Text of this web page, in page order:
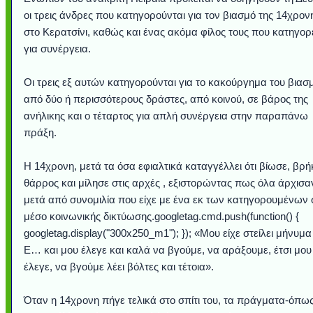
οι τρεις άνδρες που κατηγορούνται για τον βιασμό της
στο Κερατσίνι, καθώς και ένας ακόμα φίλος τους που
για συνέργεια.
Οι τρεις εξ αυτών κατηγορούνται για το κακούργημα του
από δύο ή περισσότερους δράστες, από κοινού, σε βάρος της
ανήλικης και ο τέταρτος για απλή συνέργεια στην παραπάνω
πράξη.
Η 14χρονη, μετά τα όσα εφιαλτικά καταγγέλλει ότι βίωσε,
θάρρος και μίλησε στις αρχές , εξιστορώντας πως όλα
μετά από συνομιλία που είχε με ένα εκ των κατηγορουμένων
μέσο κοινωνικής δικτύωσης.googletag.cmd.push(function() {
googletag.display("300x250_m1"); }); «Μου είχε στείλει
Ε… και μου έλεγε και καλά να βγούμε, να αράξουμε, έτσι μου
έλεγε, να βγούμε λέει βόλτες και τέτοια».
Όταν η 14χρονη πήγε τελικά στο σπίτι του, τα πράγματα-
Ο αέρας του
τα μαλλιά
Ταξίδι στο
Διεθνής
Σταθμός: Ο
το παράθυρό
Μουσική από
Video:
καταιγίδα
Εντυπωσιακές
από
Abbey,Ταϊτή
Υποθαλάσσιο
στην
Η νέα
Αθήνας από το
που κάνει το
Internet
Ο Κομήτης του
φωτίσει τη Γη
κι απ' το
Συγκινητικό
λεοπάρδαλη
μωρό
Alesund: Μια
Νορβηγία που
Η γάτα και το